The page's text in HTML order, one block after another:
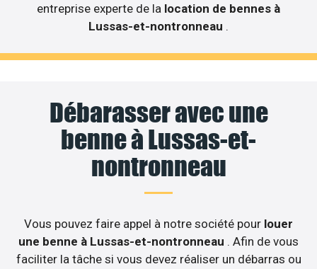
entreprise experte de la location de bennes à
Lussas-et-nontronneau .
Débarasser avec une
benne à Lussas-et-
nontronneau
Vous pouvez faire appel à notre société pour louer
une benne à Lussas-et-nontronneau . Afin de vous
faciliter la tâche si vous devez réaliser un débarras ou